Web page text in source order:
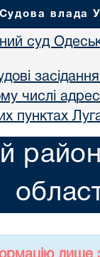
Судова влада
суд
числі
пунктах